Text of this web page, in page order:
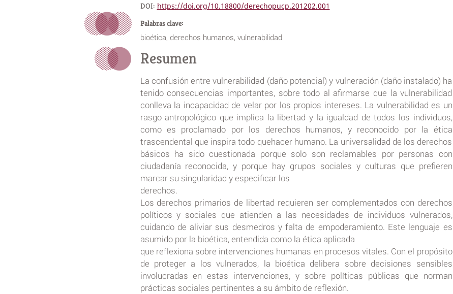
DOI: https://doi.org/10.18800/derechopucp.201202.001
Palabras clave:
bioética, derechos humanos, vulnerabilidad
Resumen
La confusión entre vulnerabilidad (daño potencial) y vulneración (daño instalado) ha
tenido consecuencias importantes, sobre todo al afirmarse que la vulnerabilidad
conlleva la incapacidad de velar por los propios intereses. La vulnerabilidad es un
rasgo antropológico que implica la libertad y la igualdad de todos los individuos,
como es proclamado por los derechos humanos, y reconocido por la ética
trascendental que inspira todo quehacer humano. La universalidad de los derechos
básicos ha sido cuestionada porque solo son reclamables por personas con
ciudadanía reconocida, y porque hay grupos sociales y culturas que prefieren
marcar su singularidad y especificar los
derechos.
Los derechos primarios de libertad requieren ser complementados con derechos
políticos y sociales que atienden a las necesidades de individuos vulnerados,
cuidando de aliviar sus desmedros y falta de empoderamiento. Este lenguaje es
asumido por la bioética, entendida como la ética aplicada
que reflexiona sobre intervenciones humanas en procesos vitales. Con el propósito
de proteger a los vulnerados, la bioética delibera sobre decisiones sensibles
involucradas en estas intervenciones, y sobre políticas públicas que norman
prácticas sociales pertinentes a su ámbito de reflexión.